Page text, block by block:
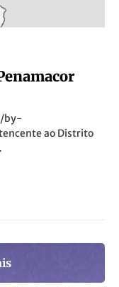
by-
ao Distrito